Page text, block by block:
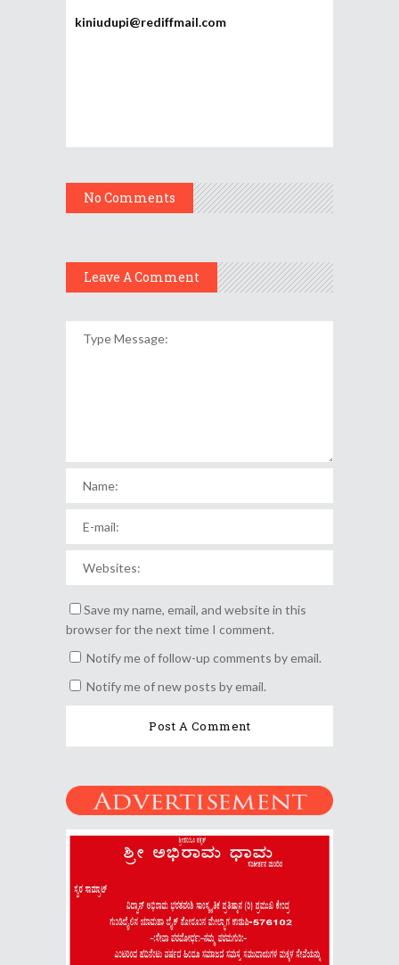
kiniudupi@rediffmail.com
No Comments
Leave A Comment
Save my name, email, and website in this
browser for the next time I comment.
Notify me of follow-up comments by email.
Notify me of new posts by email.